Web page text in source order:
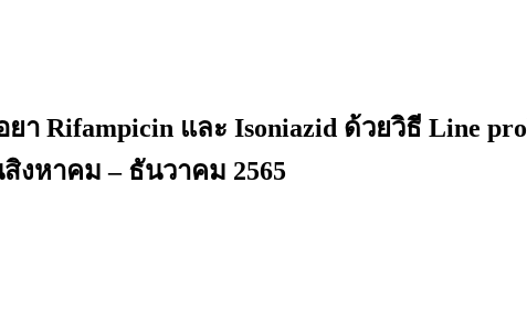
และ Isoniazid ด้วยวิธี Line
งหาคม – ธันวาคม 2565